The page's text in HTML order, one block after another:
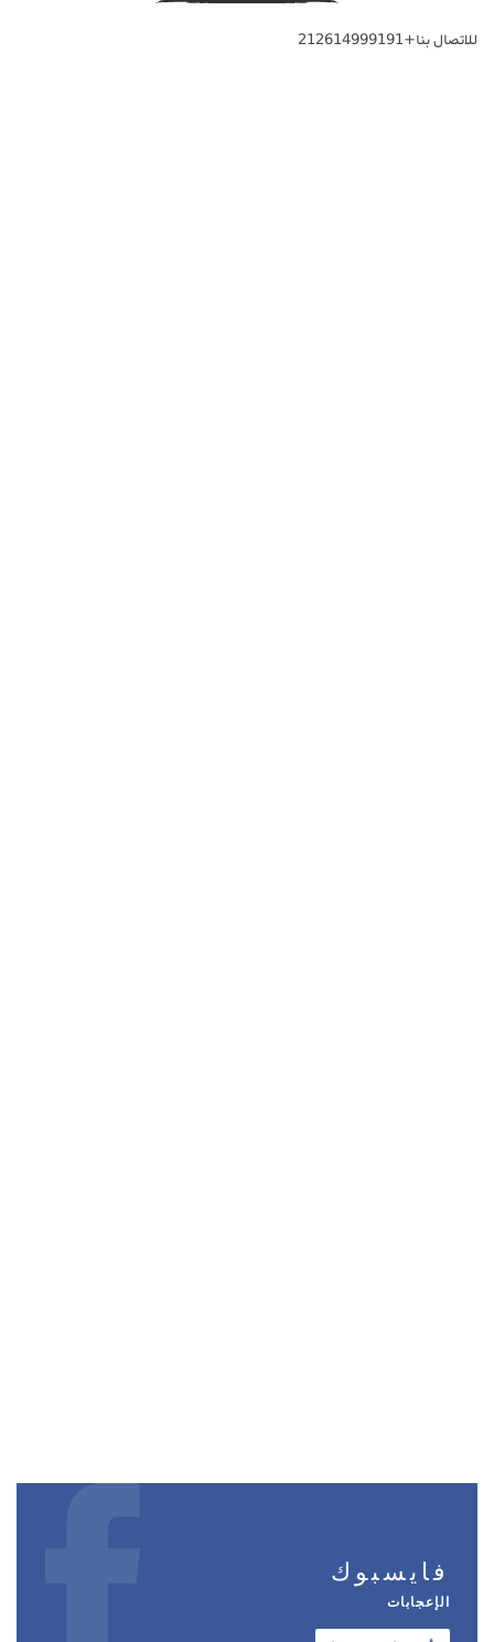
للاتصال بنا+212614999191
فايسبوك
الإعجابات